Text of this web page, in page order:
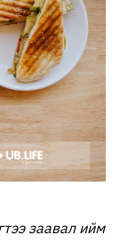
заавал ийм